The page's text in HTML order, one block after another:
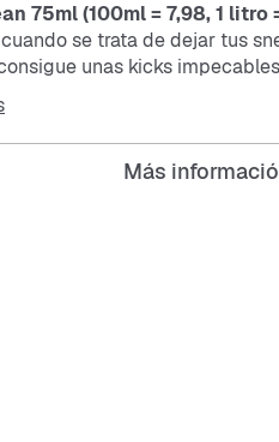
75ml (100ml = 7,98, 1 litro
se trata de dejar tus
unas kicks
limpiador sobre la zona
bien y deja secar las
Más